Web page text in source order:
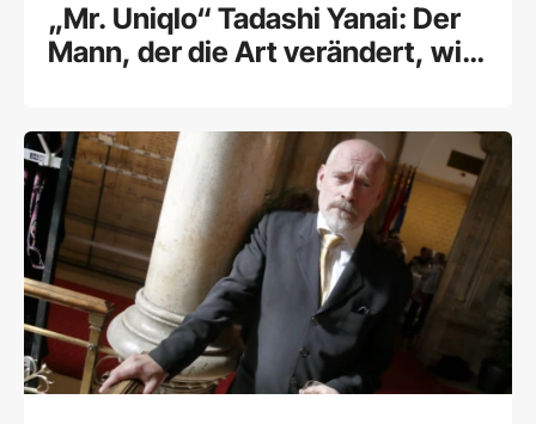
„Mr. Uniqlo“ Tadashi Yanai: Der
Mann, der die Art verändert, wie